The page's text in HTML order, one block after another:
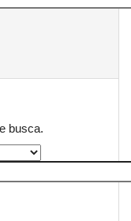
busca.